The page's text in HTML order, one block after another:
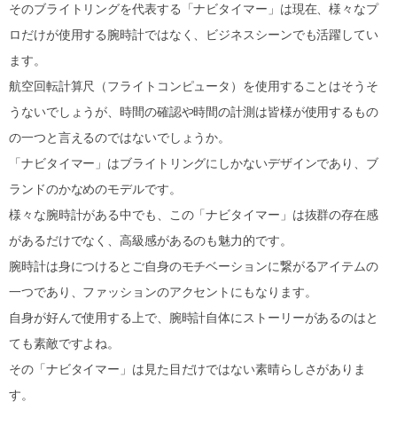
そのブライトリングを代表する「ナビタイマー」は現在、様々なプ
ロだけが使用する腕時計ではなく、ビジネスシーンでも活躍してい
ます。
航空回転計算尺（フライトコンピュータ）を使用することはそうそ
うないでしょうが、時間の確認や時間の計測は皆様が使用するもの
の一つと言えるのではないでしょうか。
「ナビタイマー」はブライトリングにしかないデザインであり、ブ
ランドのかなめのモデルです。
様々な腕時計がある中でも、この「ナビタイマー」は抜群の存在感
があるだけでなく、高級感があるのも魅力的です。
腕時計は身につけるとご自身のモチベーションに繋がるアイテムの
一つであり、ファッションのアクセントにもなります。
自身が好んで使用する上で、腕時計自体にストーリーがあるのはと
ても素敵ですよね。
その「ナビタイマー」は見た目だけではない素晴らしさがありま
す。